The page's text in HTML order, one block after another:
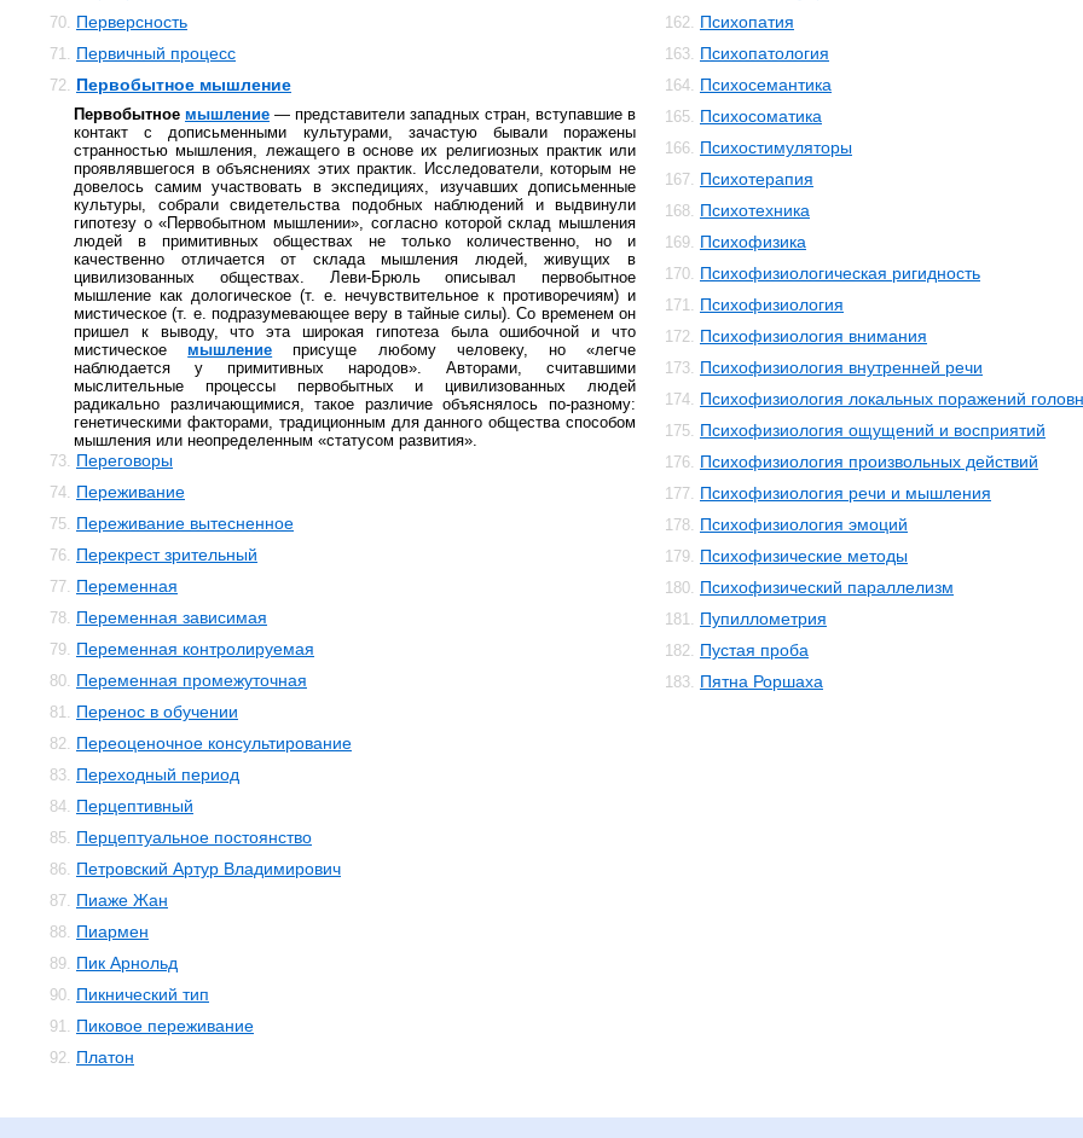
70. Перверсность
71. Первичный процесс
72. Первобытное мышление
Первобытное мышление — представители западных стран, вступавшие в
контакт с дописьменными культурами, зачастую бывали поражены
странностью мышления, лежащего в основе их религиозных практик или
проявлявшегося в объяснениях этих практик. Исследователи, которым не
довелось самим участвовать в экспедициях, изучавших дописьменные
культуры, собрали свидетельства подобных наблюдений и выдвинули
гипотезу о «Первобытном мышлении», согласно которой склад мышления
людей в примитивных обществах не только количественно, но и
качественно отличается от склада мышления людей, живущих в
цивилизованных обществах. Леви-Брюль описывал первобытное
мышление как дологическое (т. е. нечувствительное к противоречиям) и
мистическое (т. е. подразумевающее веру в тайные силы). Со временем он
пришел к выводу, что эта широкая гипотеза была ошибочной и что
мистическоемышление присуще любому человеку, но «легче
наблюдается у примитивных народов». Авторами, считавшими
мыслительные процессы первобытных и цивилизованных людей
радикально различающимися, такое различие объяснялось по-разному:
генетическими факторами, традиционным для данного общества способом
мышления или неопределенным «статусом развития».
73. Переговоры
74. Переживание
75. Переживание вытесненное
76. Перекрест зрительный
77. Переменная
78. Переменная зависимая
79. Переменная контролируемая
80. Переменная промежуточная
81. Перенос в обучении
82. Переоценочное консультирование
83. Переходный период
84. Перцептивный
85. Перцептуальное постоянство
86. Петровский Артур Владимирович
87. Пиаже Жан
88. Пиармен
89. Пик Арнольд
90. Пикнический тип
91. Пиковое переживание
92. Платон
162. Психопатия
163. Психопатология
164. Психосемантика
165. Психосоматика
166. Психостимуляторы
167. Психотерапия
168. Психотехника
169. Психофизика
170. Психофизиологическая ригидность
171. Психофизиология
172. Психофизиология внимания
173. Психофизиология внутренней речи
174. Психофизиология локальных поражений
175. Психофизиология ощущений и восприятий
176. Психофизиология произвольных действий
177. Психофизиология речи и мышления
178. Психофизиология эмоций
179. Психофизические методы
180. Психофизический параллелизм
181. Пупиллометрия
182. Пустая проба
183. Пятна Роршаха